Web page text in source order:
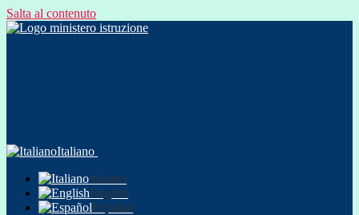
Salta al contenuto
Italiano
Italiano
English
Español